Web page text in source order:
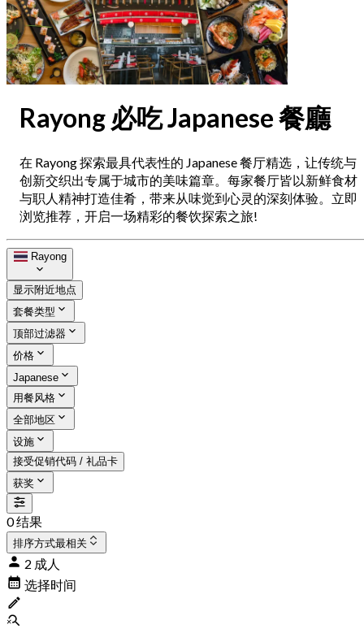
Rayong 必吃 Japanese 餐廳
在 Rayong 探索最具代表性的 Japanese 餐厅精选，让传统与
创新交织出专属于城市的美味篇章。每家餐厅皆以新鲜食材
与职人精神打造佳肴，带来从味觉到心灵的深刻体验。立即
浏览推荐，开启一场精彩的餐饮探索之旅!
Rayong
显示附近地点
套餐类型
顶部过滤器
价格
Japanese
用餐风格
全部地区
设施
接受促销代码 / 礼品卡
获奖
0 结果
排序方式最相关
2 成人
选择时间